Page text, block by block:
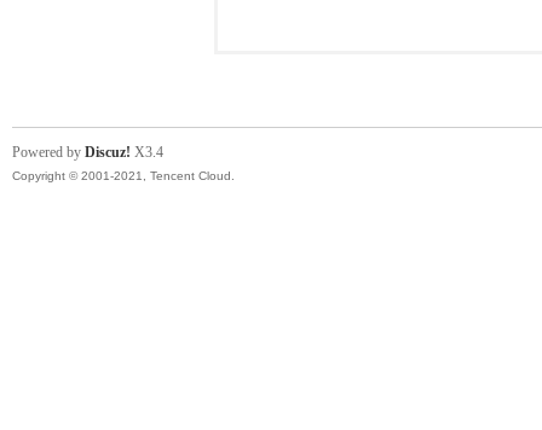
Powered by Discuz! X3.4
Copyright © 2001-2021, Tencent Cloud.